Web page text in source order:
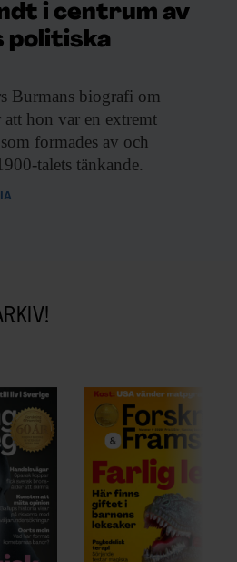
i centrum av
politiska
Burmans biografi om
hon var en extremt
formades av och
talets tänkande.